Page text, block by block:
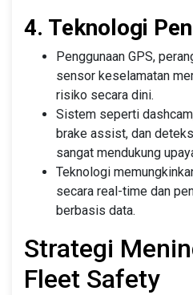
4. Teknologi
Penggunaan GPS,
sensor keselamatan
risiko secara dini.
Sistem seperti
brake assist, dan
sangat mendukung
Teknologi
secara real-time dan
berbasis data.
Strategi
Fleet Safety